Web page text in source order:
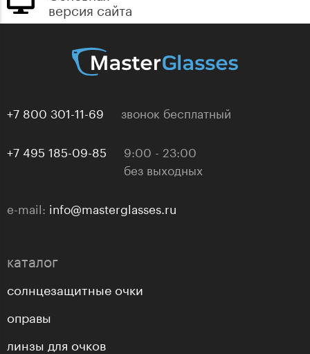
версия сайта
+7 800 301-11-69 звонок бесплатный
+7 495 185-09-85
9:00 - 23:00
без выходных
e-mail: info@masterglasses.ru
каталог
солнцезащитные очки
оправы
линзы для очков